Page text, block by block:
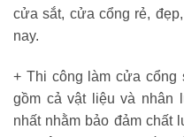
cửa sắt, cửa cổng rẻ,
nay.
+ Thi công làm cửa cổng
gồm cả vật liệu và nhân
nhất nhằm bảo đảm chất